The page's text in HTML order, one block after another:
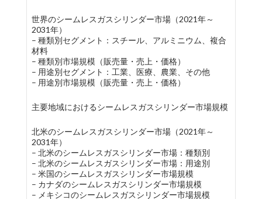
世界のシームレスガスシリンダー市場（2021年～
2031年）
– 種類別セグメント：スチール、アルミニウム、複合
材料
– 種類別市場規模（販売量・売上・価格）
– 用途別セグメント：工業、医療、農業、その他
– 用途別市場規模（販売量・売上・価格）
主要地域におけるシームレスガスシリンダー市場規模
北米のシームレスガスシリンダー市場（2021年～
2031年）
– 北米のシームレスガスシリンダー市場：種類別
– 北米のシームレスガスシリンダー市場：用途別
– 米国のシームレスガスシリンダー市場規模
– カナダのシームレスガスシリンダー市場規模
– メキシコのシームレスガスシリンダー市場規模